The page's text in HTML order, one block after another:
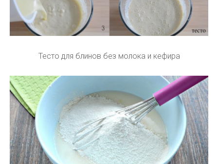
Тесто для блинов без молока и кефира